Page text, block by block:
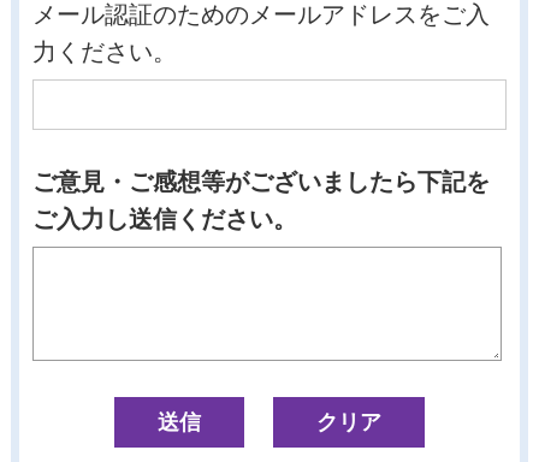
メール認証のためのメールアドレスをご入
力ください。
ご意見・ご感想等がございましたら下記を
ご入力し送信ください。